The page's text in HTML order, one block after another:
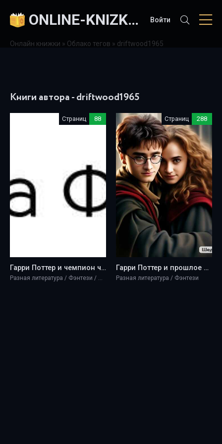
ONLINE-KNIZKI.COM Войти
Онлайн книжки » Облако тегов » driftwood1965
Книги автора - driftwood1965
Страниц 88
Гарри Поттер и чемпион чемпионов - DriftWood1965
Разная литература / Фэнтези / Юмористическая проза
Страниц 288
Гарри Поттер и прошлое будущего - DriftWood1965
Разная литература / Фэнтези